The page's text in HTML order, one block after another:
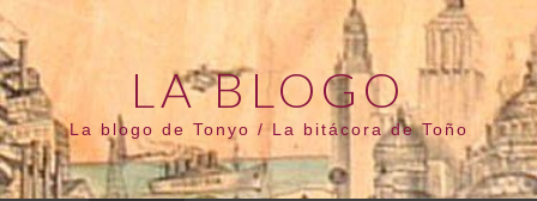
LA BLOGO
La blogo de Tonyo / La bitácora de Toño